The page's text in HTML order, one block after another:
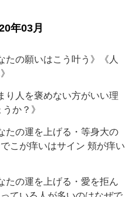
年03月
たの願いはこう叶う》《人
り人を褒めない方がいい理
か？》
たの運を上げる・等身大の
こが痒いはサイン 頬が痒い
たの運を上げる・愛を拒ん